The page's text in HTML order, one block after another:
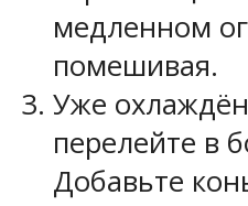
медленном
помешивая.
Уже
перелейте в
Добавьте